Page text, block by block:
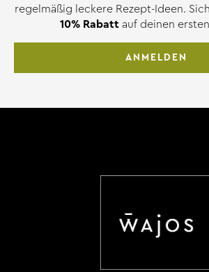
regelmäßig leckere Rezept-Ideen.
10% Rabatt auf deinen
ANMELDEN